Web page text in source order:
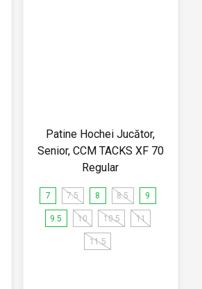
Patine Hochei Jucător,
Senior, CCM TACKS XF 70
Regular
7 7.5 8 8.5 9
9.5 10 10.5 11
11.5